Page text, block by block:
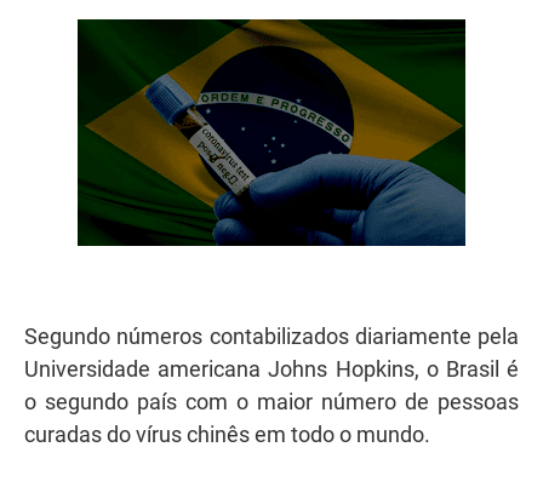
Segundo números contabilizados diariamente pela
Universidade americana Johns Hopkins, o Brasil é
o segundo país com o maior número de pessoas
curadas do vírus chinês em todo o mundo.